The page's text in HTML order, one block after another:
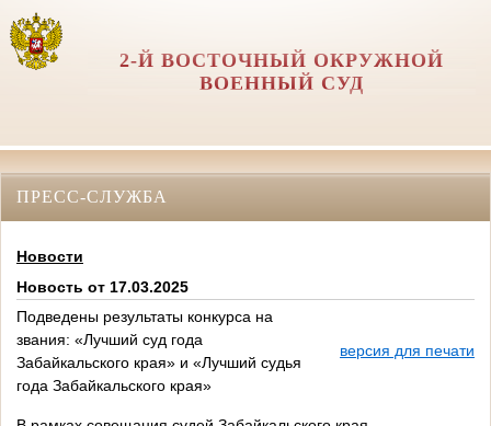
2-Й ВОСТОЧНЫЙ ОКРУЖНОЙ
ВОЕННЫЙ СУД
ПРЕСС-СЛУЖБА
Новости
Новость от 17.03.2025
Подведены результаты конкурса на
звания: «Лучший суд года
Забайкальского края» и «Лучший судья
года Забайкальского края»
версия для печати